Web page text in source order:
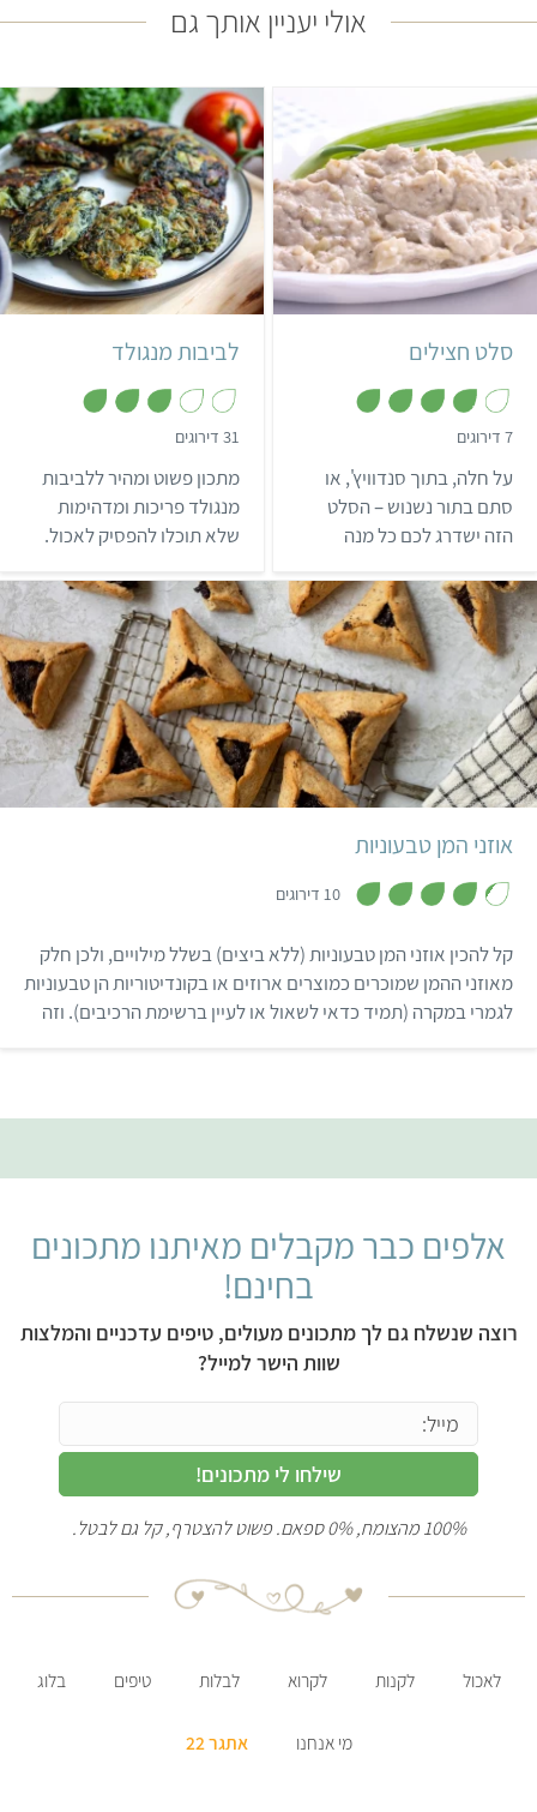
אולי יעניין אותך גם
קל
סלט חצילים
7 דירוגים
9
מ
ת
ו
על חלה, בתוך סנדוויץ', או
סתם בתור נשנוש – הסלט
הזה ישדרג לכם כל מנה
קל 25 דקות
10 לביבות
לביבות מנגולד
31 דירוגים
1
מ
ת
ו
מתכון פשוט ומהיר ללביבות
מנגולד פריכות ומדהימות
שלא תוכלו להפסיק לאכול.
האורחים שלכם, וישתלבו
נהדר עם כל מטבל מלוח.
קל 30 דקות 30 אוזני המן יהודי
אוזני המן טבעוניות
10 דירוגים
ת
ו
ך
5
קל להכין אוזני המן טבעוניות (ללא ביצים) בשלל מילויים, ולכן חלק
מאוזני ההמן שמוכרים כמוצרים ארוזים או בקונדיטוריות הן טבעוניות
לגמרי במקרה (תמיד כדאי לשאול או לעיין ברשימת הרכיבים). וזה
אלפים כבר מקבלים מאיתנו מתכונים
בחינם!
רוצה שנשלח גם לך מתכונים מעולים, טיפים עדכניים והמלצות
שוות הישר למייל?
שילחו לי מתכונים!
100% מהצומח, 0% ספאם. פשוט להצטרף, קל גם לבטל.
לאכול לקנות לקרוא לבלות טיפים בלוג
מי אנחנו אתגר 22